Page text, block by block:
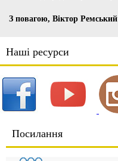
З повагою, Віктор Ремський
Наші ресурси
Посилання